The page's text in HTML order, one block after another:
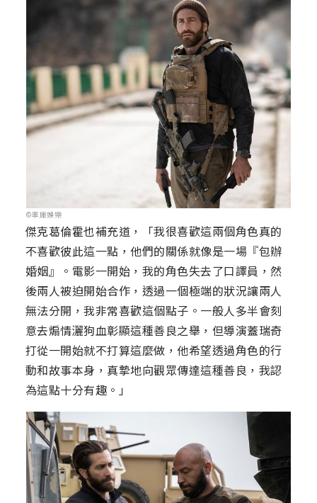
©車庫娛樂
傑克葛倫霍也補充道，「我很喜歡這兩個角色真的
不喜歡彼此這一點，他們的關係就像是一場『包辦
婚姻』。電影一開始，我的角色失去了口譯員，然
後兩人被迫開始合作，透過一個極端的狀況讓兩人
無法分開，我非常喜歡這個點子。一般人多半會刻
意去煽情灑狗血彰顯這種善良之舉，但導演蓋瑞奇
打從一開始就不打算這麼做，他希望透過角色的行
動和故事本身，真摯地向觀眾傳達這種善良，我認
為這點十分有趣。」